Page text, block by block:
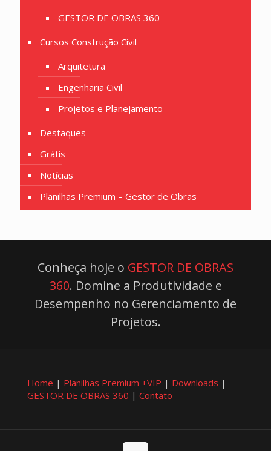
GESTOR DE OBRAS 360
Cursos Construção Civil
Arquitetura
Engenharia Civil
Projetos e Planejamento
Destaques
Grátis
Notícias
Planilhas Premium – Gestor de Obras
Conheça hoje o GESTOR DE OBRAS
360. Domine a Produtividade e
Desempenho no Gerenciamento de
Projetos.
Home | Planilhas Premium +VIP | Downloads |
GESTOR DE OBRAS 360 | Contato